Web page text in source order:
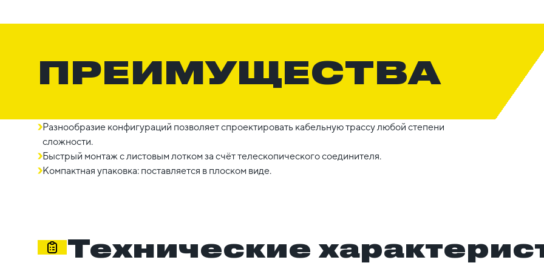
ПРЕИМУЩЕСТВА
Разнообразие конфигураций позволяет спроектировать кабельную трассу любой степени
сложности.
Быстрый монтаж с листовым лотком за счёт телескопического соединителя.
Компактная упаковка: поставляется в плоском виде.
Технические